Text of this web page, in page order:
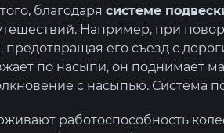
благодаря системе
Например, при
его съезд с
по насыпи, он поднимает
с насыпью. Система
работоспособность